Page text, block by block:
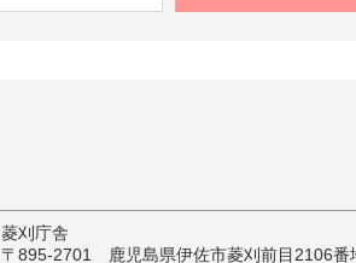
菱刈庁舎
〒895-2701 鹿児島県伊佐市菱刈前目2106番